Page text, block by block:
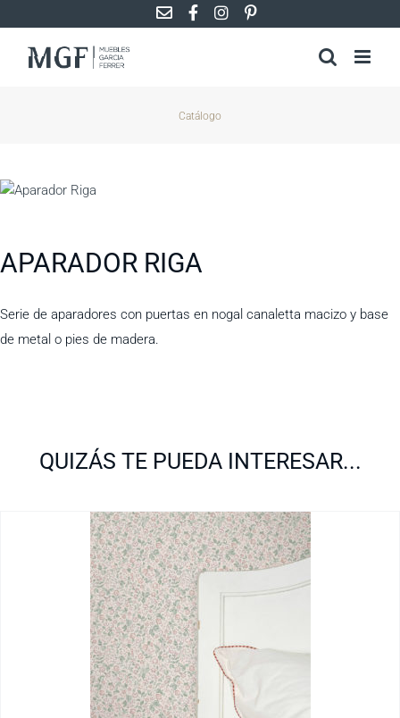
al
contenido
Catálogo
APARADOR RIGA
Serie de aparadores con puertas en nogal canaletta macizo y base
de metal o pies de madera.
QUIZÁS TE PUEDA INTERESAR...